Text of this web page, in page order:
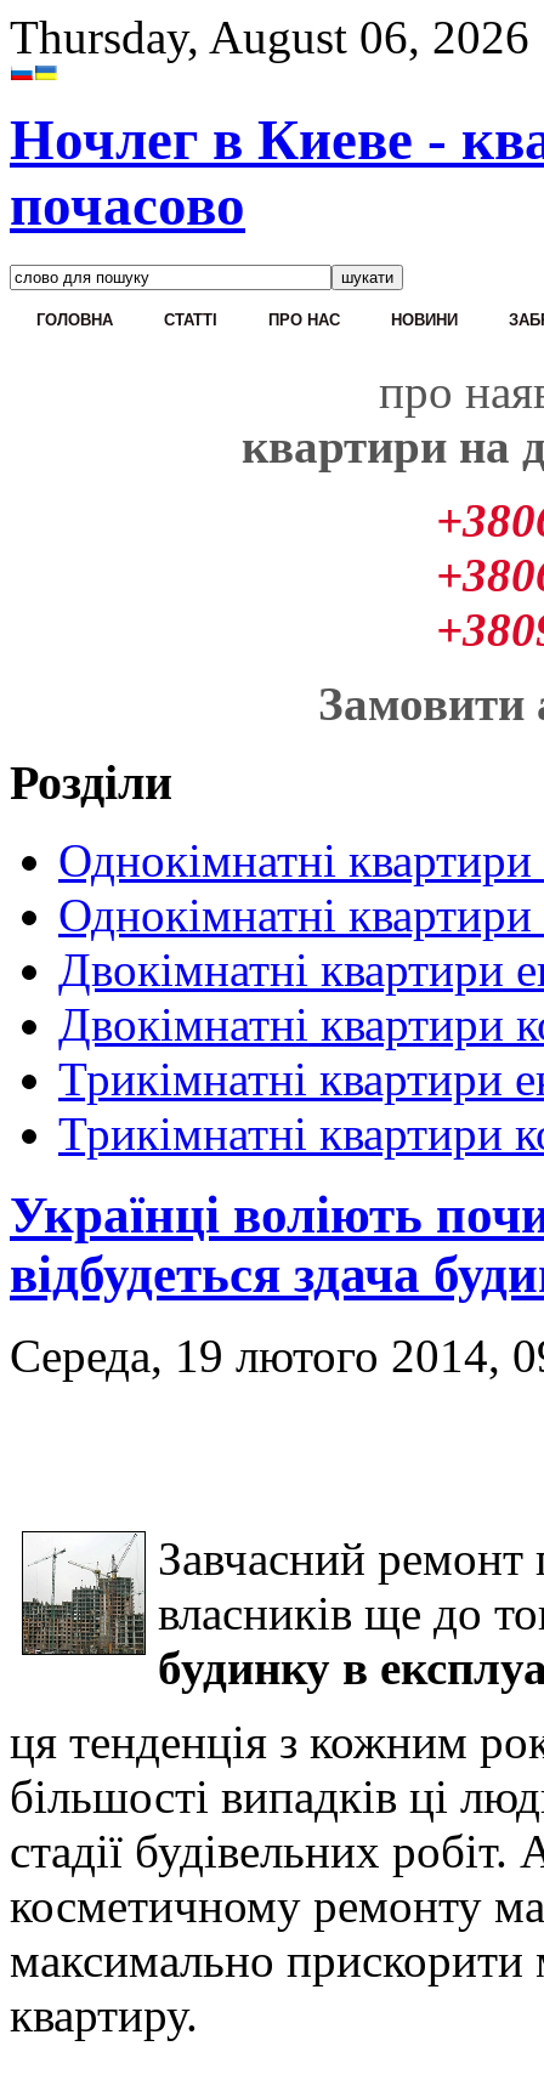
Thursday, August 06, 2026
Ночлег в Киеве -
почасово
ГОЛОВНА CТАТТІ ПРО НАС НОВИНИ
про
квартири на
Замовити
Розділи
Однокімнатні
Однокімнатні
Двокімнатні квартири
Двокімнатні квартири
Трикімнатні квартири
Трикімнатні квартири
Українці воліють
відбудеться здача
Середа, 19 лютого 2014,
Завчасний ремонт
власників ще до
будинку в
ця тенденція з кожним
більшості випадків ці
стадії будівельних
косметичному ремонту
максимально прискорити
квартиру.